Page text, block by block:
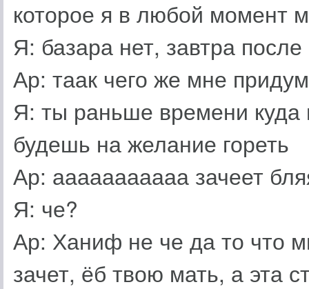
которое я в любой момент
Я: базара нет, завтра после
Ар: таак чего же мне
Я: ты раньше времени
будешь на желание гореть
Ар: ааааааааааа зачеет
Я: че?
Ар: Ханиф не че да то что
зачет, ёб твою мать, а эта